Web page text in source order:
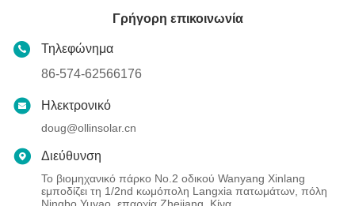
Γρήγορη επικοινωνία
Τηλεφώνημα
86-574-62566176
Ηλεκτρονικό
doug@ollinsolar.cn
Διεύθυνση
Το βιομηχανικό πάρκο No.2 οδικού Wanyang Xinlang
εμποδίζει τη 1/2nd κωμόπολη Langxia πατωμάτων, πόλη